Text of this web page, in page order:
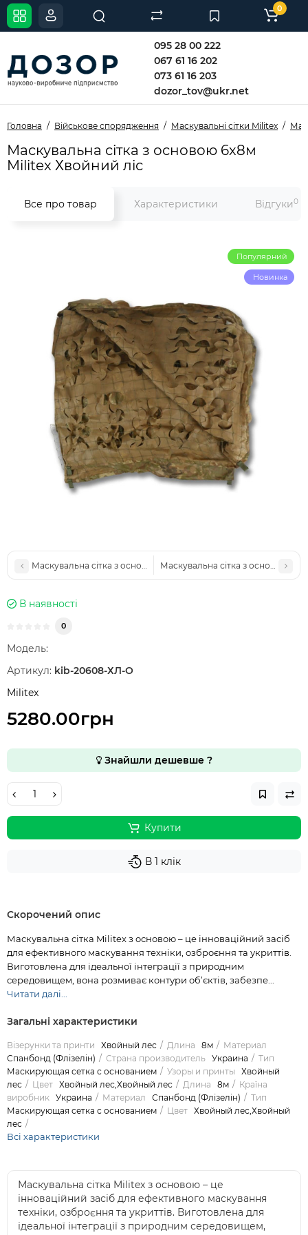
095 28 00 222
067 61 16 202
073 61 16 203
dozor_tov@ukr.net
0
Головна Військове спорядження Маскувальні сітки Militex
Маскувальна сітка з основою 6х8м
Militex Хвойний ліс
Все про товар Характеристики Відгуки0
Популярний
Новинка
Маскувальна сітка з основою 5х8м Militex Хвойний ліс
Маскувальна сітка з основою
В наявності
0
Модель:
Артикул: kib-20608-ХЛ-О
Militex
5280.00грн
Знайшли дешевше ?
Купити
В 1 клік
Скорочений опис
Маскувальна сітка Militex з основою – це інноваційний засіб
для ефективного маскування техніки, озброєння та укриттів.
Виготовлена для ідеальної інтеграції з природним
середовищем, вона розмиває контури об’єктів, забезпе...
Читати далі...
Загальні характеристики
Візерунки та принти Хвойный лес Длина 8м
Материал
Спанбонд (Флізелін)
Страна производитель Украина
Тип
Маскирующая сетка с основанием
Узоры и принты
Хвойный
лес
Цвет Хвойный лес,Хвойный лес Длина 8м
Країна
виробник Украина Материал Спанбонд (Флізелін)
Тип
Маскирующая сетка с основанием
Цвет Хвойный лес,Хвойный
лес
Всі характеристики
Маскувальна сітка Militex з основою – це
інноваційний засіб для ефективного маскування
техніки, озброєння та укриттів. Виготовлена для
ідеальної інтеграції з природним середовищем,